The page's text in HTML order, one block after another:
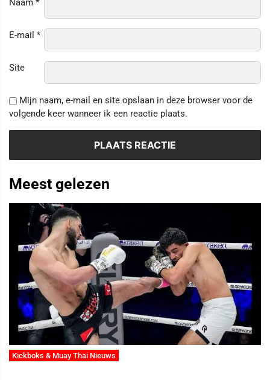
Naam *
E-mail *
Site
Mijn naam, e-mail en site opslaan in deze browser voor de
volgende keer wanneer ik een reactie plaats.
Meest gelezen
Kickboks & Muay Thai Nieuws